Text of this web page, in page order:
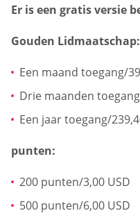
Er is een gratis versie
Gouden Lidmaatschap:
Een maand toegang/
Drie maanden
Een jaar toegang/
punten:
200 punten/3,00 USD
500 punten/6,00 USD